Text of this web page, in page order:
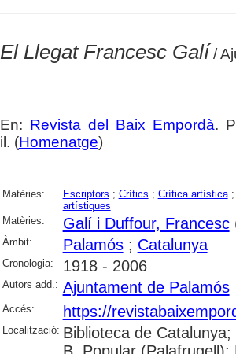
El Llegat Francesc Galí /
En: Revista del Baix Empordà.
il. (Homenatge)
Matèries: Escriptors ; Crítics ; Crítica artística
artístiques
Matèries:
Galí i Duffour, Francesc
Àmbit: Palamós; Catalunya
Cronologia: 1918 - 2006
Autors add.: Ajuntament de Palamós
Accés: https://
Localització: Biblioteca de